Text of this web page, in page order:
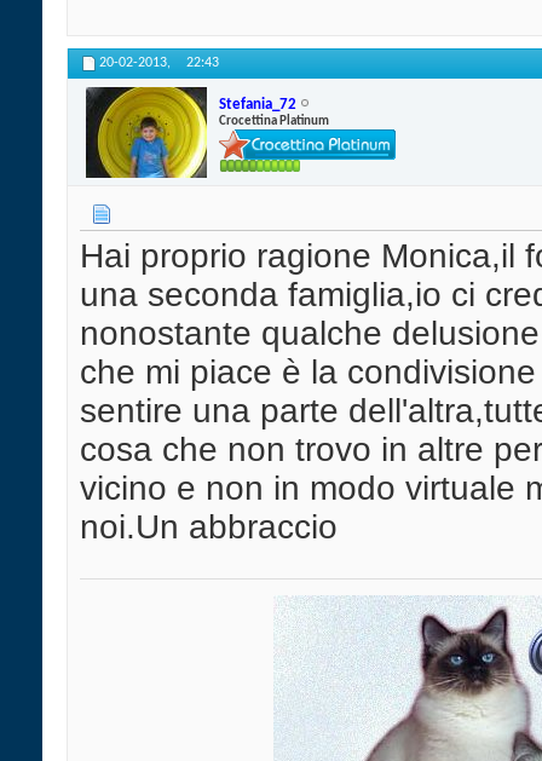
20-02-2013, 22:43
Stefania_72
Crocettina Platinum
Hai proprio ragione Monica,il
una seconda famiglia,io ci
nonostante qualche
che mi piace è la
sentire una parte
cosa che non trovo in altre
vicino e non in modo virtuale
noi.Un abbraccio